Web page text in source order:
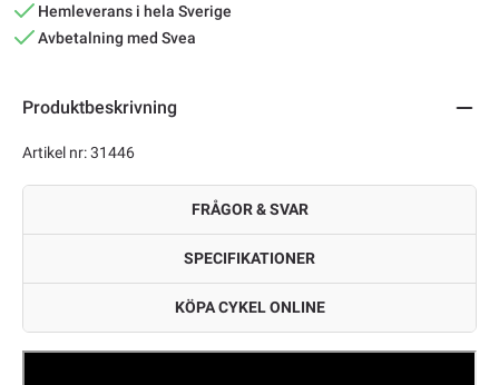
Hemleverans i hela Sverige
Avbetalning med Svea
Produktbeskrivning
Artikel nr: 31446
FRÅGOR & SVAR
SPECIFIKATIONER
KÖPA CYKEL ONLINE